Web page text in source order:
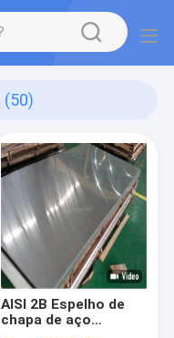
(50)
AISI 2B Espelho de
chapa de aço